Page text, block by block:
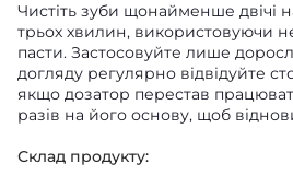
Чистіть зуби щонайменше двічі
трьох хвилин, використовуючи
пасти. Застосовуйте лише
догляду регулярно відвідуйте
якщо дозатор перестав
разів на його основу, щоб
Склад продукту: